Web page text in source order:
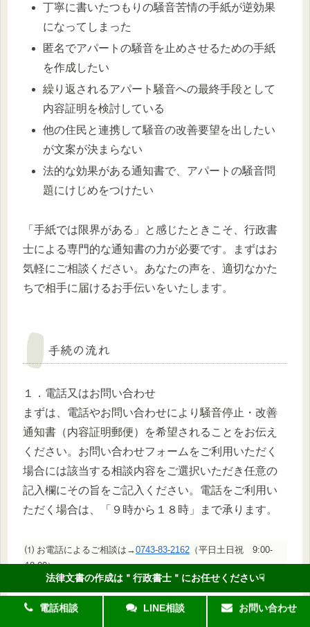
丁寧に書いたつもりの騒音苦情の手紙が逆効果
になってしまった
匿名でアパートの騒音を止めさせるための手紙
を作成したい
繰り返されるアパート騒音への最終手段として
内容証明を検討している
他の住民と連携して騒音の改善要望を出したい
が文案が決まらない
法的な効果がある通知書で、アパートの騒音問
題にけじめをつけたい
「手紙では限界がある」と感じたときこそ、行政書
士による専門的な通知書の力が必要です。まずはお
気軽にご相談ください。あなたの声を、適切なかた
ちで相手に届けるお手伝いをいたします。
手続の流れ
１．電話又はお問い合わせ
まずは、電話やお問い合わせにより騒音停止・改善
通知書（内容証明郵便）を希望されることをお伝え
ください。お問い合わせフォームをご利用いただく
場合には該当する相談内容をご選択いただき任意の
記入欄にその旨をご記入ください。電話をご利用い
ただく場合は、「９時から１８時」まで承ります。
⑴ お電話によるご相談は→0743-83-2162 （平日土日祝 9:00-
18:00）
⑵ お問い合わせフォーム→こちらです。
法律文書の作成は＂行政書士＂にお任せください☟
電話相談 LINE相談 お問い合わせ